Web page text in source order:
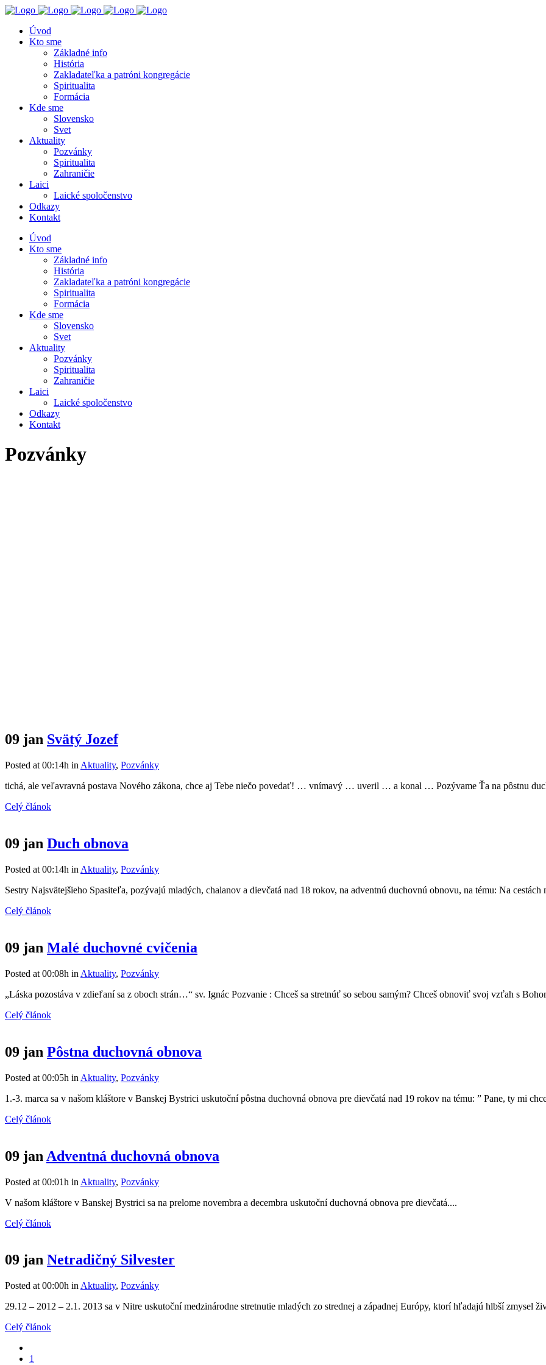
Úvod
Kto sme
Základné info
História
Zakladateľka a patróni kongregácie
Spiritualita
Formácia
Kde sme
Slovensko
Svet
Aktuality
Pozvánky
Spiritualita
Zahraničie
Laici
Laické spoločenstvo
Odkazy
Kontakt
Úvod
Kto sme
Základné info
História
Zakladateľka a patróni kongregácie
Spiritualita
Formácia
Kde sme
Slovensko
Svet
Aktuality
Pozvánky
Spiritualita
Zahraničie
Laici
Laické spoločenstvo
Odkazy
Kontakt
Pozvánky
09 jan Svätý Jozef
Posted at 00:14h in Aktuality, Pozvánky
tichá, ale veľavravná postava Nového zákona, chce aj Tebe niečo povedať! … vnímavý … uveril … a konal … Pozývame Ťa na pôstnu
Celý článok
09 jan Duch obnova
Posted at 00:14h in Aktuality, Pozvánky
Sestry Najsvätejšieho Spasiteľa, pozývajú mladých, chalanov a dievčatá nad 18 rokov, na adventnú duchovnú obnovu, na tému: Na
Celý článok
09 jan Malé duchovné cvičenia
Posted at 00:08h in Aktuality, Pozvánky
„Láska pozostáva v zdieľaní sa z oboch strán…“ sv. Ignác Pozvanie : Chceš sa stretnúť so sebou samým? Chceš obnoviť svoj vzťah s
Celý článok
09 jan Pôstna duchovná obnova
Posted at 00:05h in Aktuality, Pozvánky
1.-3. marca sa v našom kláštore v Banskej Bystrici uskutoční pôstna duchovná obnova pre dievčatá nad 19 rokov na tému: ” Pane, ty mi
Celý článok
09 jan Adventná duchovná obnova
Posted at 00:01h in Aktuality, Pozvánky
V našom kláštore v Banskej Bystrici sa na prelome novembra a decembra uskutoční duchovná obnova pre dievčatá....
Celý článok
09 jan Netradičný Silvester
Posted at 00:00h in Aktuality, Pozvánky
29.12 – 2012 – 2.1. 2013 sa v Nitre uskutoční medzinárodne stretnutie mladých zo strednej a západnej Európy, ktorí hľadajú hlbší zmysel
Celý článok
1